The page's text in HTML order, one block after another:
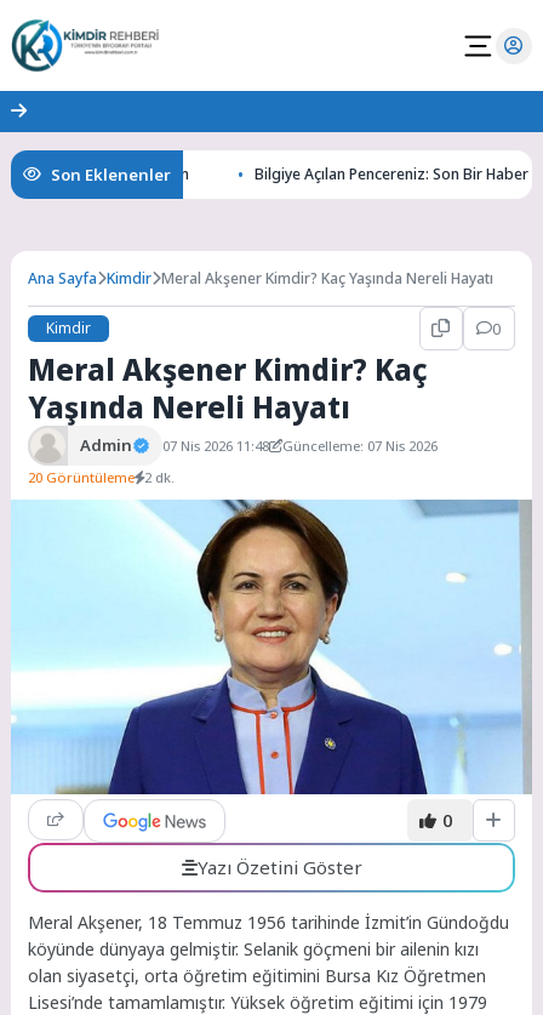
Son Eklenenler
Gizemlerini Keşfedin Bilgiye Açılan Pencereniz: Son Bir Haber ile
Ana Sayfa Kimdir Meral Akşener Kimdir? Kaç Yaşında Nereli Hayatı
Kimdir 0
Meral Akşener Kimdir? Kaç
Yaşında Nereli Hayatı
Admin 07 Nis 2026 11:48
Güncelleme: 07 Nis 2026
20 Görüntüleme 2 dk.
0
Yazı Özetini Göster
Meral Akşener, 18 Temmuz 1956 tarihinde İzmit’in Gündoğdu
köyünde dünyaya gelmiştir. Selanik göçmeni bir ailenin kızı
olan siyasetçi, orta öğretim eğitimini Bursa Kız Öğretmen
Lisesi’nde tamamlamıştır. Yüksek öğretim eğitimi için 1979